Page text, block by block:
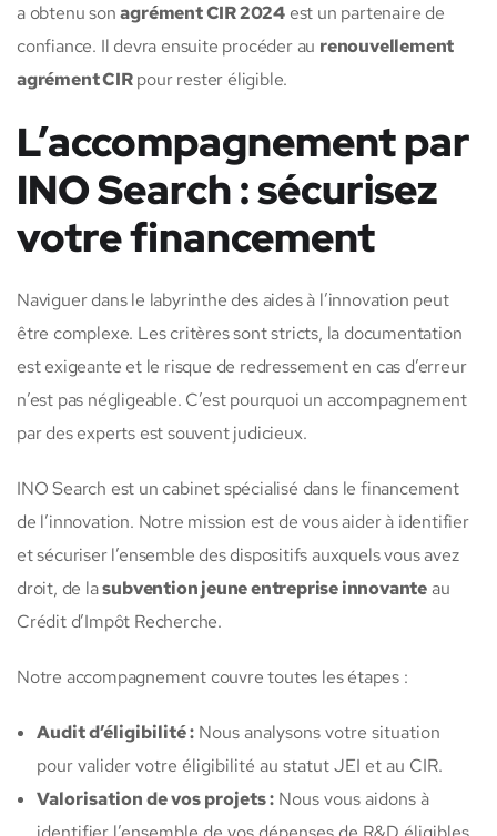
a obtenu sonagrément CIR 2024 est un partenaire de
confiance. Il devra ensuite procéder au renouvellement
agrément CIRpour rester éligible.
L’accompagnement par
INO Search : sécurisez
votre financement
Naviguer dans le labyrinthe des aides à l’innovation peut
être complexe. Les critères sont stricts, la documentation
est exigeante et le risque de redressement en cas d’erreur
n’est pas négligeable. C’est pourquoi un accompagnement
par des experts est souvent judicieux.
INO Search est un cabinet spécialisé dans le financement
de l’innovation. Notre mission est de vous aider à identifier
et sécuriser l’ensemble des dispositifs auxquels vous avez
droit, de lasubvention jeune entreprise innovanteau
Crédit d’Impôt Recherche.
Notre accompagnement couvre toutes les étapes :
Audit d’éligibilité : Nous analysons votre situation
pour valider votre éligibilité au statut JEI et au CIR.
Valorisation de vos projets : Nous vous aidons à